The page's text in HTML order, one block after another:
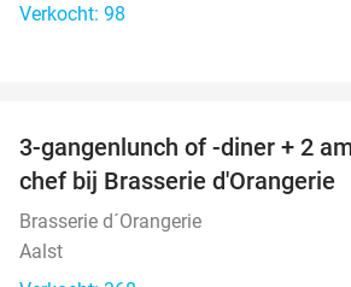
Verkocht: 98
3-gangenlunch of -diner + 2
chef bij Brasserie d'Orangerie
Brasserie d´Orangerie
Aalst